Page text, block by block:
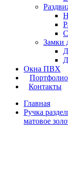
Замки
Окна ПВХ
Портфолио
Контакты
Главная
Ручка
матовое